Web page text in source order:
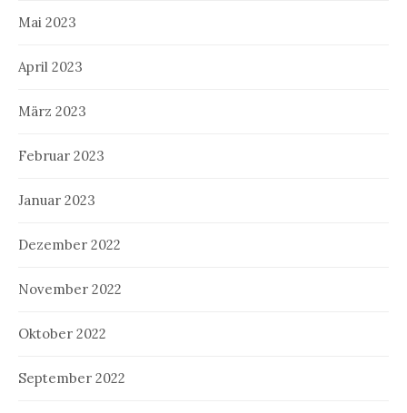
Mai 2023
April 2023
März 2023
Februar 2023
Januar 2023
Dezember 2022
November 2022
Oktober 2022
September 2022